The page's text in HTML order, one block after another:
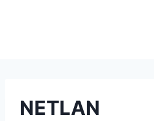
NETLAN